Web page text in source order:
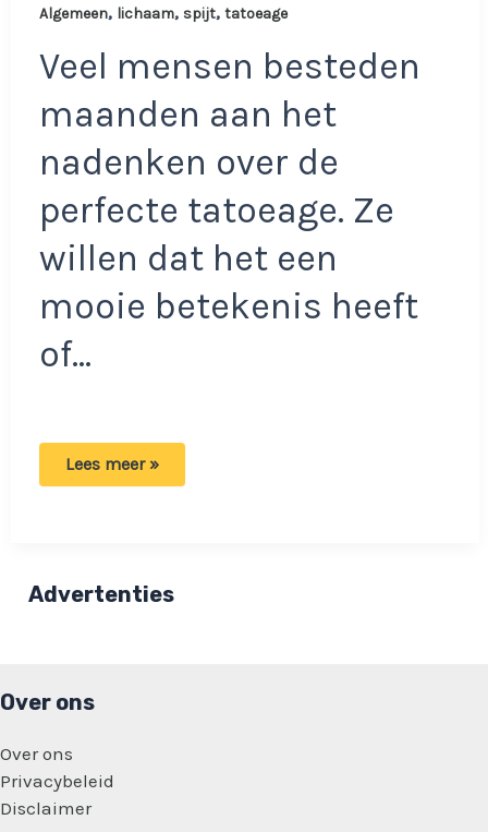
Algemeen, lichaam, spijt, tatoeage
Veel mensen besteden
maanden aan het
nadenken over de
perfecte tatoeage. Ze
willen dat het een
mooie betekenis heeft
of…
Dame
tattoo
ter
uitziet’
Lees meer »
Advertenties
Over ons
Over ons
Privacybeleid
Disclaimer